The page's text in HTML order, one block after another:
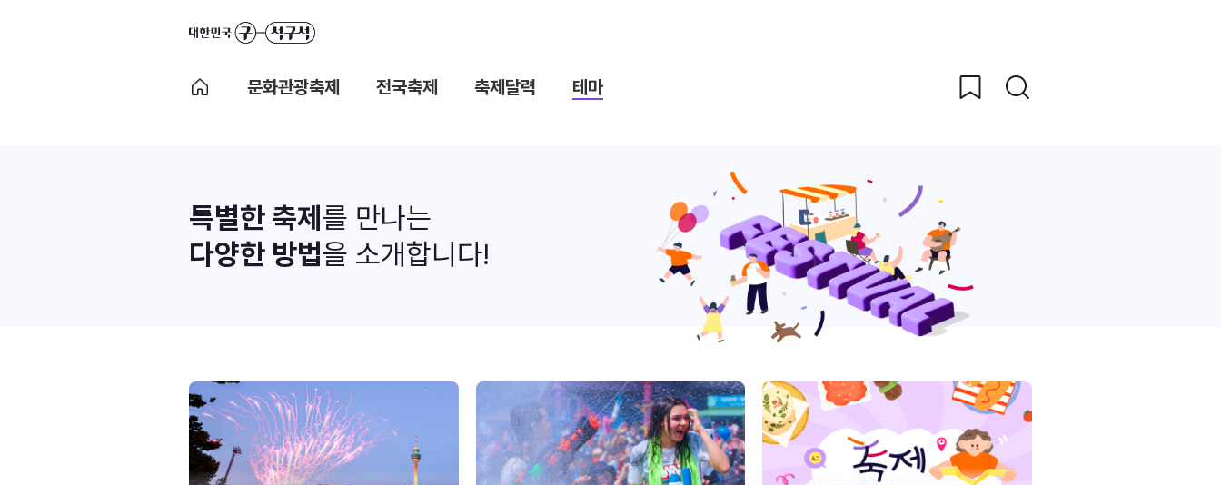
문화관광축제 전국축제 축제달력 테마
특별한 축제 를 만나는
다양한 방법을 소개합니다!